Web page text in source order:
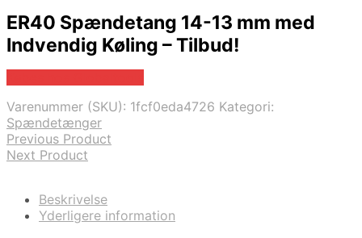
ER40 Spændetang 14-13 mm med
Indvendig Køling – Tilbud!
Varenummer (SKU): 1fcf0eda4726 Kategori:
Spændetænger
Previous Product
Next Product
Beskrivelse
Yderligere information